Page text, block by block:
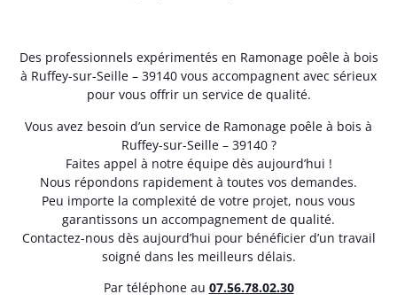
Des professionnels expérimentés en Ramonage poêle à bois
à Ruffey-sur-Seille – 39140 vous accompagnent avec sérieux
pour vous offrir un service de qualité.
Vous avez besoin d’un service de Ramonage poêle à bois à
Ruffey-sur-Seille – 39140 ?
Faites appel à notre équipe dès aujourd’hui !
Nous répondons rapidement à toutes vos demandes.
Peu importe la complexité de votre projet, nous vous
garantissons un accompagnement de qualité.
Contactez-nous dès aujourd’hui pour bénéficier d’un travail
soigné dans les meilleurs délais.
Par téléphone au 07.56.78.02.30